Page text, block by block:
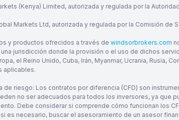
(Kenya) Limited, autorizada y regulada por la
Markets Ltd, autorizada y regulada por la Comisión de
y productos ofrecidos a través dewindsorbrokers.com
jurisdicción donde la provisión o el uso de dichos
el Reino Unido, Cuba, Irán, Myanmar, Ucrania, Rusia,
aplicables.
de riesgo: Los contratos por diferencia (CFD) son
no ser adecuados para todos los inversores, ya que
Debe considerar si comprende cómo funcionan los
es necesario, buscar el asesoramiento de un asesor